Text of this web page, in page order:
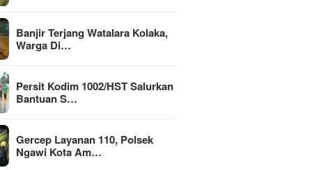
Banjir Terjang Watalara Kolaka,
Warga Di…
Persit Kodim 1002/HST Salurkan
Bantuan S…
Gercep Layanan 110, Polsek
Ngawi Kota Am…